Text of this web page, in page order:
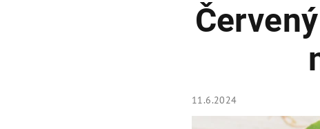
11.6.2024